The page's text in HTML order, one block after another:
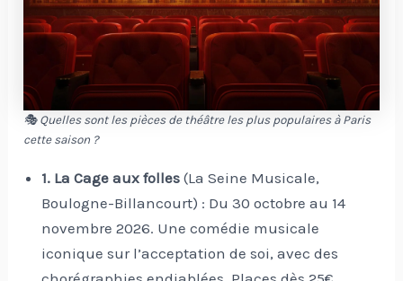
🎭 Quelles sont les pièces de théâtre les plus populaires à Paris
cette saison ?
1. La Cage aux folles (La Seine Musicale,
Boulogne-Billancourt) : Du 30 octobre au 14
novembre 2026. Une comédie musicale
iconique sur l’acceptation de soi, avec des